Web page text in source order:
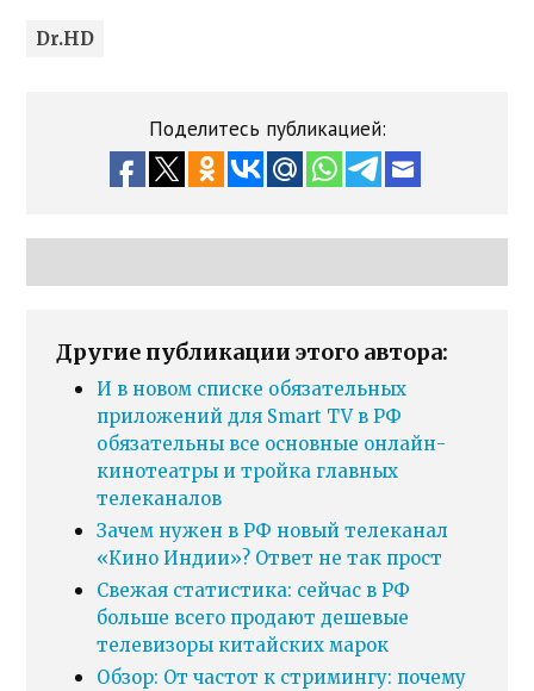
Dr.HD
Поделитесь публикацией:
Другие публикации этого автора:
И в новом списке обязательных
приложений для Smart TV в РФ
обязательны все основные онлайн-
кинотеатры и тройка главных
телеканалов
Зачем нужен в РФ новый телеканал
«Кино Индии»? Ответ не так прост
Свежая статистика: сейчас в РФ
больше всего продают дешевые
телевизоры китайских марок
Обзор: От частот к стримингу: почему